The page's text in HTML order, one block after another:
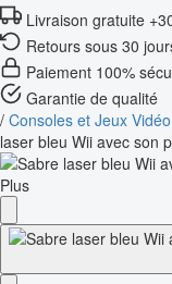
Livraison gratuite
Retours sous 30
Paiement 100%
Garantie de qualité
/ Consoles et Jeux Vidéo
laser bleu Wii avec son